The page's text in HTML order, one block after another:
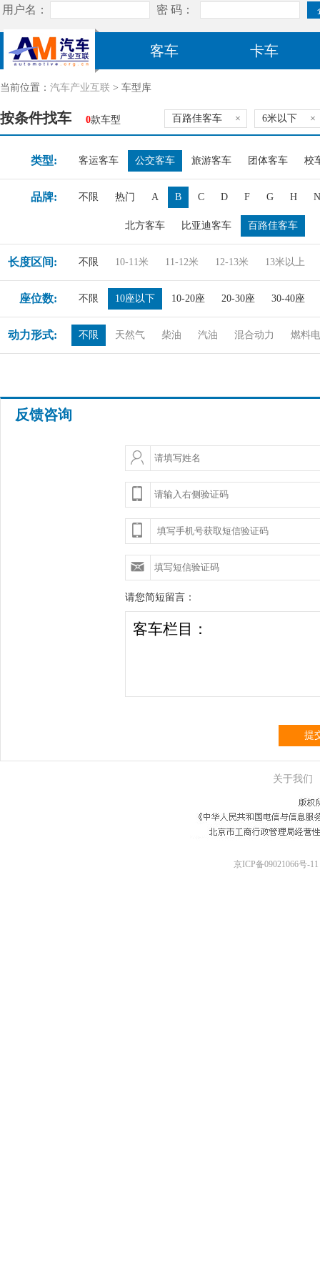
客车 卡车
当前位置： 汽车产业互联 > 车型库
按条件找车 0款车型 百路佳客车 × 6米以下 ×
类型: 客运客车 公交客车 旅游客车 团体客车 校
品牌: 不限 热门 A B C D F G H N
北方客车 比亚迪客车 百路佳客车
长度区间: 不限 10-11米 11-12米 12-13米 13米以上
座位数: 不限 10座以下 10-20座 20-30座 30-40座
动力形式: 不限 天然气 柴油 汽油 混合动力 燃料
反馈咨询
请您简短留言：
提
关于我们
京ICP备09021066号-11